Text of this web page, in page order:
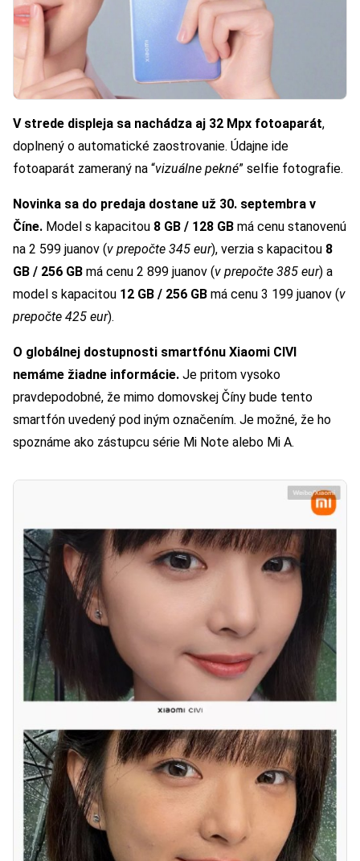
V strede displeja sa nachádza aj 32 Mpx fotoaparát,
doplnený o automatické zaostrovanie. Údajne ide
fotoaparát zameraný na “vizuálne pekné” selfie fotografie.
Novinka sa do predaja dostane už 30. septembra v
Číne. Model s kapacitou 8 GB / 128 GB má cenu stanovenú
na 2 599 juanov (v prepočte 345 eur), verzia s kapacitou 8
GB / 256 GB má cenu 2 899 juanov (v prepočte 385 eur) a
model s kapacitou 12 GB / 256 GB má cenu 3 199 juanov (v
prepočte 425 eur).
O globálnej dostupnosti smartfónu Xiaomi CIVI
nemáme žiadne informácie. Je pritom vysoko
pravdepodobné, že mimo domovskej Číny bude tento
smartfón uvedený pod iným označením. Je možné, že ho
spoznáme ako zástupcu série Mi Note alebo Mi A.